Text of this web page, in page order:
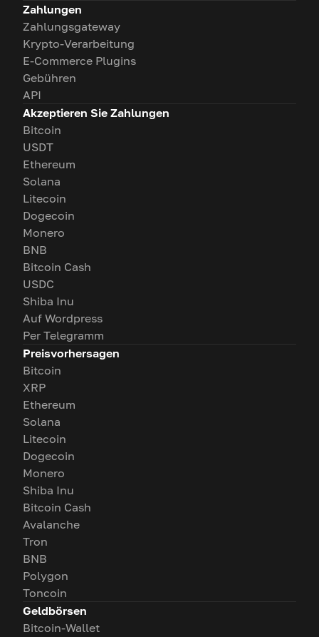
Zahlungen
Zahlungsgateway
Krypto-Verarbeitung
E-Commerce Plugins
Gebühren
API
Akzeptieren Sie Zahlungen
Bitcoin
USDT
Ethereum
Solana
Litecoin
Dogecoin
Monero
BNB
Bitcoin Cash
USDC
Shiba Inu
Auf Wordpress
Per Telegramm
Preisvorhersagen
Bitcoin
XRP
Ethereum
Solana
Litecoin
Dogecoin
Monero
Shiba Inu
Bitcoin Cash
Avalanche
Tron
BNB
Polygon
Toncoin
Geldbörsen
Bitcoin-Wallet